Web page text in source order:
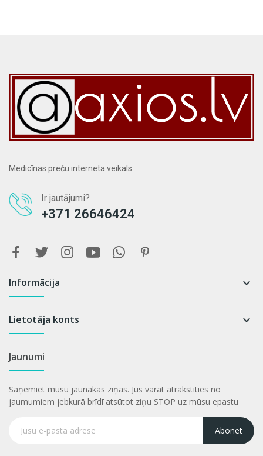
Medicīnas preču interneta veikals.
Ir jautājumi?
+371 26646424
Informācija 
Lietotāja konts 
Jaunumi
Saņemiet mūsu jaunākās ziņas. Jūs varāt atrakstities no
jaumumiem jebkurā brīdī atsūtot ziņu STOP uz mūsu epastu
Abonēt